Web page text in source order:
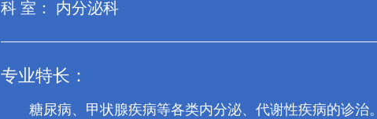
科 室： 内分泌科
专业特长：
糖尿病、甲状腺疾病等各类内分泌、代谢性疾病的诊治。